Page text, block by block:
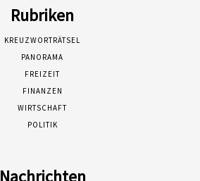
Rubriken
KREUZWORTRÄTSEL
PANORAMA
FREIZEIT
FINANZEN
WIRTSCHAFT
POLITIK
Nachrichten